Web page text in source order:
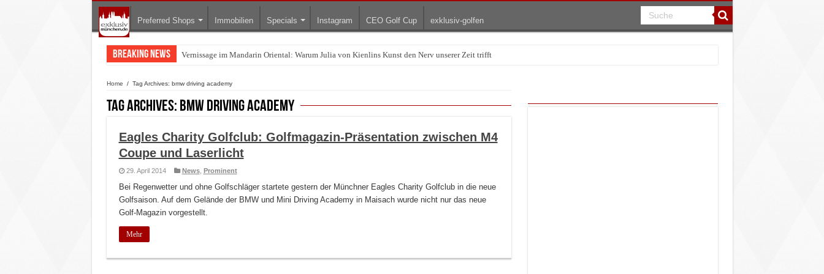
Preferred Shops Immobilien Specials Instagram CEO Golf Cup exklusiv-golfen
Breaking News Vernissage im Mandarin Oriental: Warum Julia von Kienlins Kunst den Nerv unserer Zeit trifft
Home / Tag Archives: bmw driving academy
Tag Archives: bmw driving academy
Eagles Charity Golfclub: Golfmagazin-Präsentation zwischen M4
Coupe und Laserlicht
29. April 2014 News, Prominent
Bei Regenwetter und ohne Golfschläger startete gestern der Münchner Eagles Charity Golfclub in die neue
Golfsaison. Auf dem Gelände der BMW und Mini Driving Academy in Maisach wurde nicht nur das neue
Golf-Magazin vorgestellt.
Mehr